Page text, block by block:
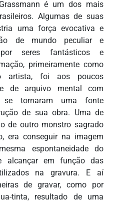
é um dos mais
Algumas de suas
uma força evocativa e
de mundo peculiar e
por seres fantásticos e
primeiramente como
artista, foi aos poucos
de arquivo mental com
tornaram uma fonte
de sua obra. Uma de
de outro monstro sagrado
era conseguir na imagem
espontaneidade do
alcançar em função das
na gravura. E aí
de gravar, como por
tinta, resultado de uma